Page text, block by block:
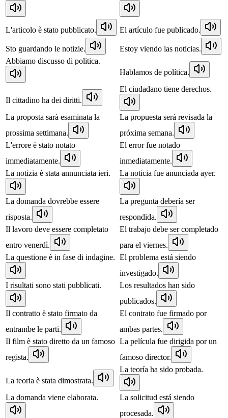
L'articolo è stato pubblicato. El artículo fue publicado.
Sto guardando le notizie.
Estoy viendo las noticias.
Abbiamo discusso di politica.
Hablamos de política.
Il cittadino ha dei diritti.
El ciudadano tiene derechos.
La proposta sarà esaminata la
prossima settimana.
La propuesta será revisada la
próxima semana.
L'errore è stato notato
immediatamente.
El error fue notado
inmediatamente.
La notizia è stata annunciata ieri.
La noticia fue anunciada ayer.
La domanda dovrebbe essere
risposta.
La pregunta debería ser
respondida.
Il lavoro deve essere completato
entro venerdì.
El trabajo debe ser completado
para el viernes.
La questione è in fase di indagine. El problema está siendo
investigado.
I risultati sono stati pubblicati.
Los resultados han sido
publicados.
Il contratto è stato firmato da
entrambe le parti.
El contrato fue firmado por
ambas partes.
Il film è stato diretto da un famoso
regista.
La película fue dirigida por un
famoso director.
La teoria è stata dimostrata.
La teoría ha sido probada.
La domanda viene elaborata.
La solicitud está siendo
procesada.